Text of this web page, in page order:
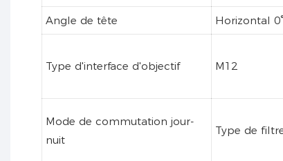
Angle de tête Horizontal
Type d'interface d'objectif M12
Mode de commutation jour-
nuit
Type de